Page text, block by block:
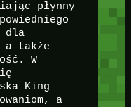
płynny
dla
także
W
King
a